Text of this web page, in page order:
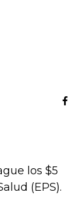
los $5
(EPS).